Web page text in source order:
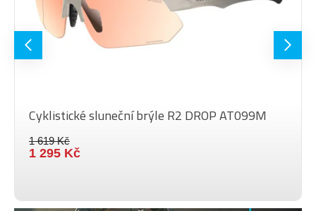
Cyklistické sluneční brýle R2 DROP AT099M
1 619 Kč
1 295 Kč